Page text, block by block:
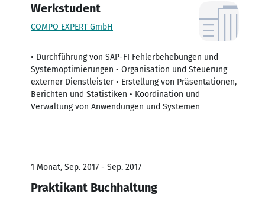
Werkstudent
COMPO EXPERT GmbH
• Durchführung von SAP-FI Fehlerbehebungen und
Systemoptimierungen • Organisation und Steuerung
externer Dienstleister • Erstellung von Präsentationen,
Berichten und Statistiken • Koordination und
Verwaltung von Anwendungen und Systemen
1 Monat, Sep. 2017 - Sep. 2017
Praktikant Buchhaltung